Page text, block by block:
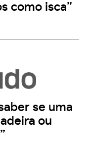
como isca”
se uma
ou